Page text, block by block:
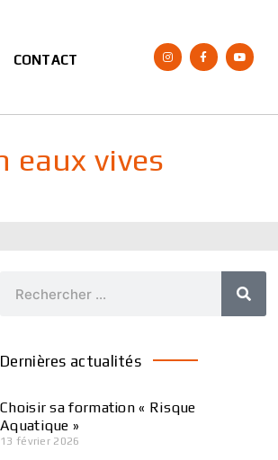
CONTACT
InstagramFacebook-
f
Youtube
vives
Dernières actualités
Choisir sa formation « Risque
Aquatique »
13 février 2026